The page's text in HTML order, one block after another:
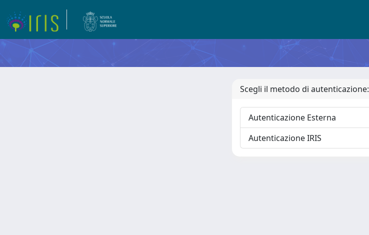
Scegli il metodo di autenticazione:
Autenticazione Esterna
Autenticazione IRIS